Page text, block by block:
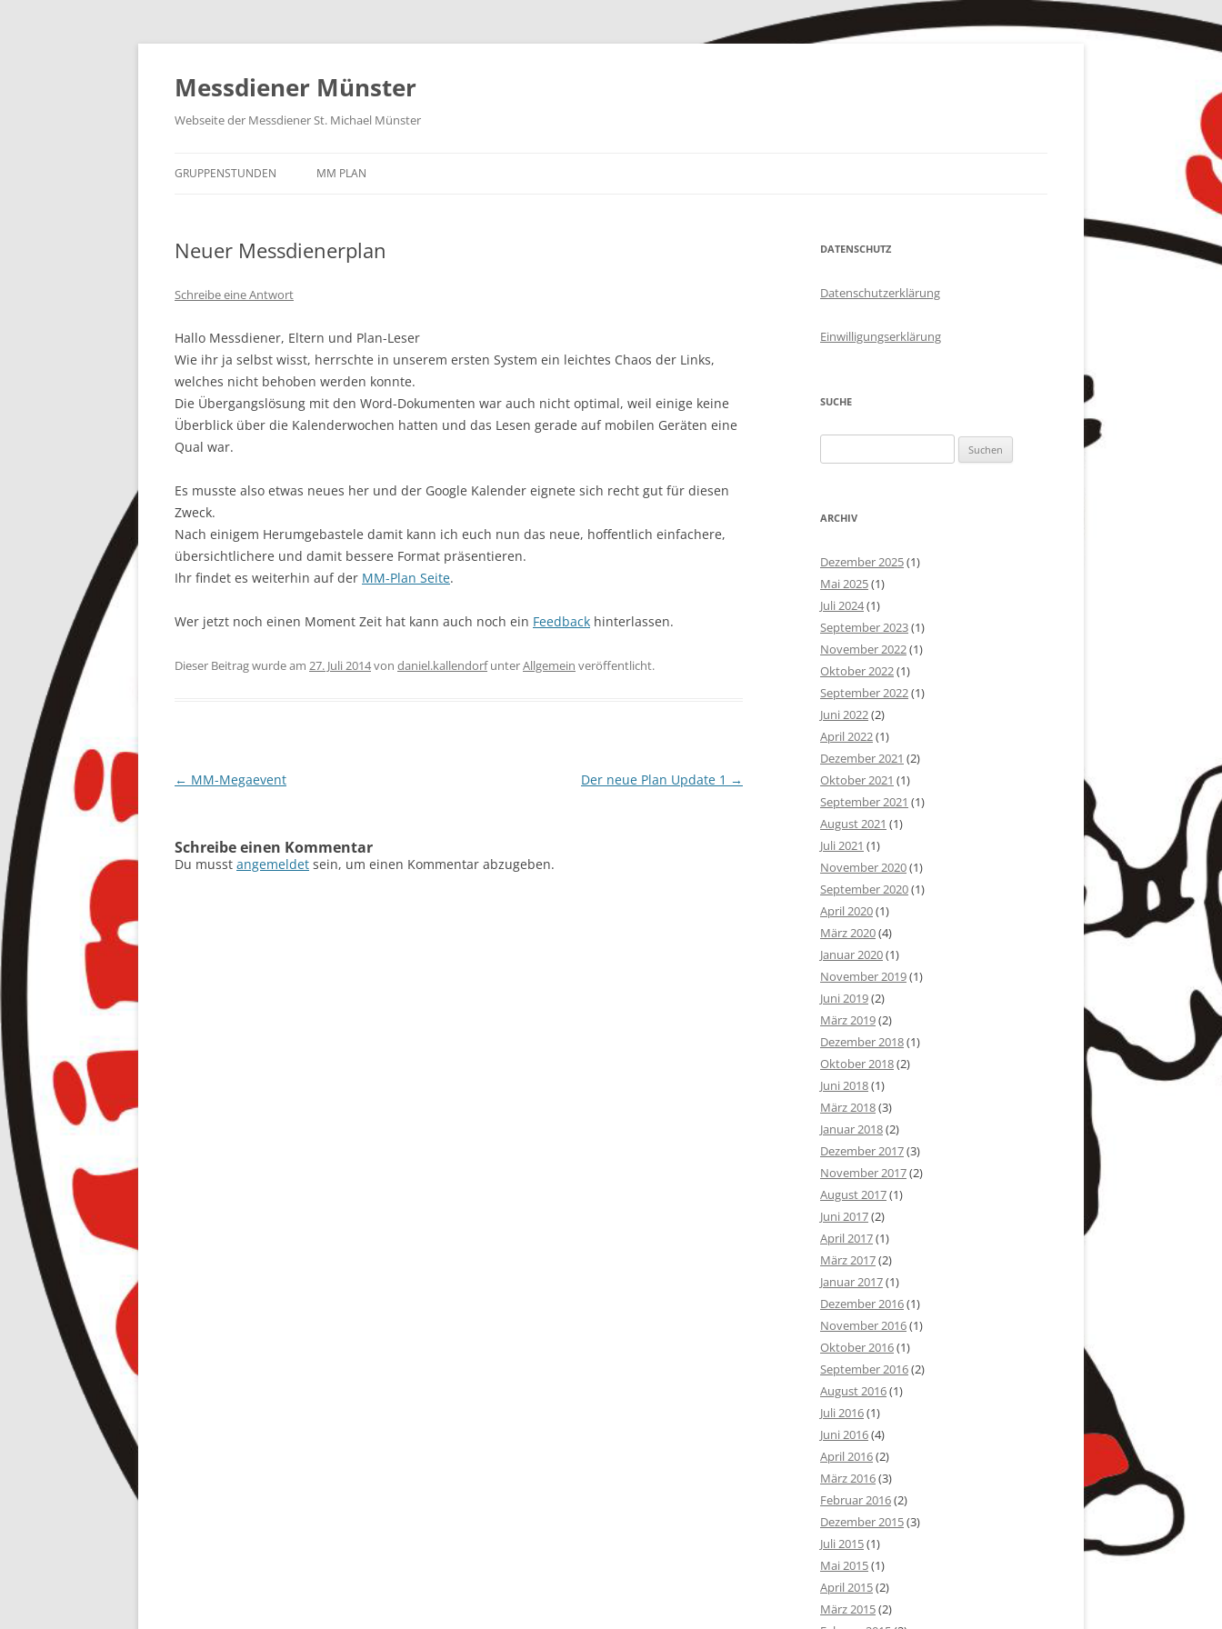
Zum
Messdiener Münster
Webseite der Messdiener St. Michael Münster
GRUPPENSTUNDEN MM PLAN
Neuer Messdienerplan
Schreibe eine Antwort
Hallo Messdiener, Eltern und Plan-Leser
Wie ihr ja selbst wisst, herrschte in unserem ersten System ein leichtes Chaos der Links,
welches nicht behoben werden konnte.
Die Übergangslösung mit den Word-Dokumenten war auch nicht optimal, weil einige keine
Überblick über die Kalenderwochen hatten und das Lesen gerade auf mobilen Geräten eine
Qual war.
Es musste also etwas neues her und der Google Kalender eignete sich recht gut für diesen
Zweck.
Nach einigem Herumgebastele damit kann ich euch nun das neue, hoffentlich einfachere,
übersichtlichere und damit bessere Format präsentieren.
Ihr findet es weiterhin auf der MM-Plan Seite.
Wer jetzt noch einen Moment Zeit hat kann auch noch ein Feedback hinterlassen.
Dieser Beitrag wurde am 27. Juli 2014von daniel.kallendorfunterAllgemein veröffentlicht.
Beitragsnavigation
← MM-Megaevent Der neue Plan Update 1 →
Schreibe einen Kommentar
Du musst angemeldet sein, um einen Kommentar abzugeben.
DATENSCHUTZ
Datenschutzerklärung
Einwilligungserklärung
SUCHE
nach:
ARCHIV
Dezember 2025(1)
Mai 2025(1)
Juli 2024(1)
September 2023(1)
November 2022(1)
Oktober 2022(1)
September 2022(1)
Juni 2022(2)
April 2022(1)
Dezember 2021 (2)
Oktober 2021 (1)
September 2021 (1)
August 2021 (1)
Juli 2021 (1)
November 2020(1)
September 2020(1)
April 2020(1)
März 2020(4)
Januar 2020(1)
November 2019(1)
Juni 2019(2)
März 2019(2)
Dezember 2018(1)
Oktober 2018(2)
Juni 2018(1)
März 2018(3)
Januar 2018(2)
Dezember 2017(3)
November 2017(2)
August 2017(1)
Juni 2017(2)
April 2017(1)
März 2017(2)
Januar 2017(1)
Dezember 2016(1)
November 2016(1)
Oktober 2016(1)
September 2016(2)
August 2016(1)
Juli 2016(1)
Juni 2016(4)
April 2016(2)
März 2016(3)
Februar 2016(2)
Dezember 2015(3)
Juli 2015(1)
Mai 2015(1)
April 2015(2)
März 2015(2)